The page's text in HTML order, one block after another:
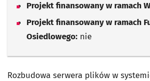
Projekt finansowany w ramach
Projekt finansowany w ramach
Osiedlowego: nie
Rozbudowa serwera plików w